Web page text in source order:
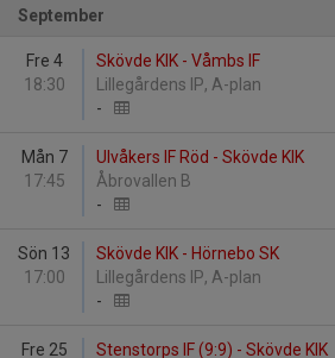
September
Fre 4
18:30
Skövde KIK - Våmbs IF
Lillegårdens IP, A-plan
-
Mån 7
17:45
Ulvåkers IF Röd - Skövde KIK
Åbrovallen B
-
Sön 13
17:00
Skövde KIK - Hörnebo SK
Lillegårdens IP, A-plan
-
Fre 25 Stenstorps IF (9:9) - Skövde KIK